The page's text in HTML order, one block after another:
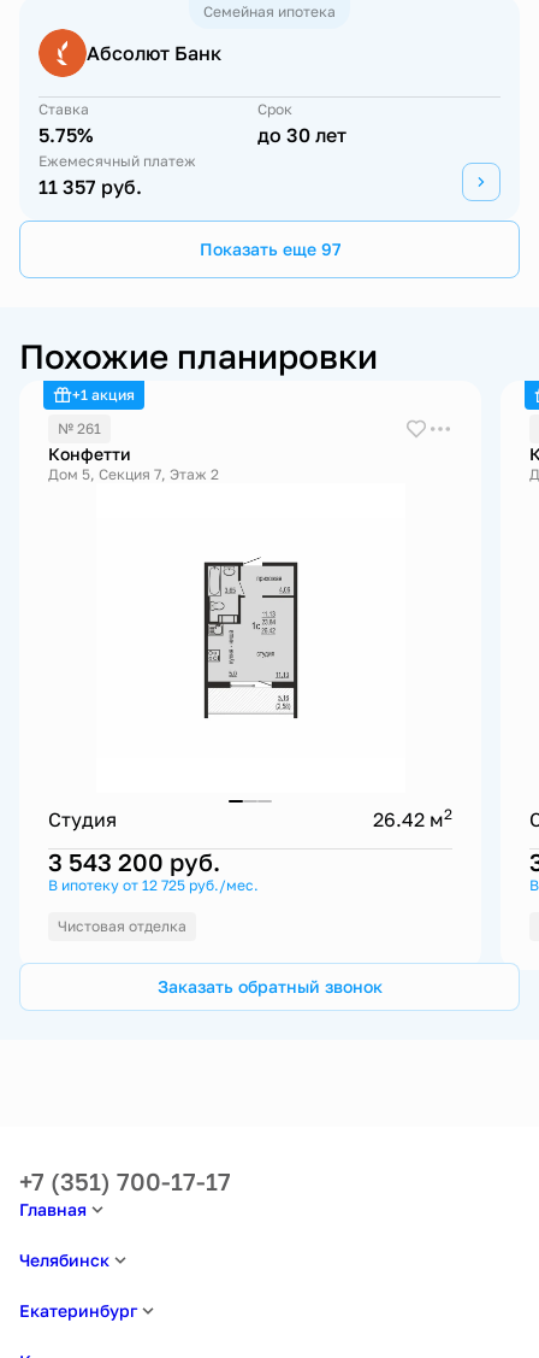
Семейная ипотека
Абсолют Банк
Ставка
5.75%
Срок
до 30 лет
Ежемесячный платеж
11 357 руб.
Показать еще 97
Похожие планировки
+1 акция
№ 261
Конфетти
Дом 5, Секция 7, Этаж 2
Студия 26.42 м2
3 543 200 руб.
В ипотеку от 12 725 руб./мес.
Чистовая отделка
Заказать обратный звонок
Главная
Челябинск
Екатеринбург
+7 (351) 700-17-17